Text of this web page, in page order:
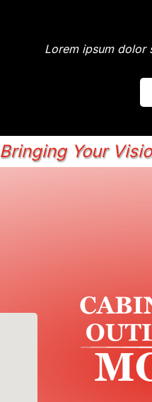
Lorem ipsum dolor
Bringing Your